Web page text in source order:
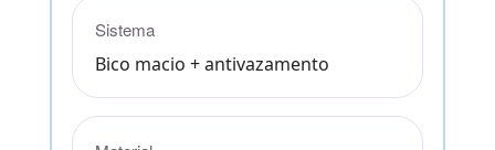
Sistema
Bico macio + antivazamento